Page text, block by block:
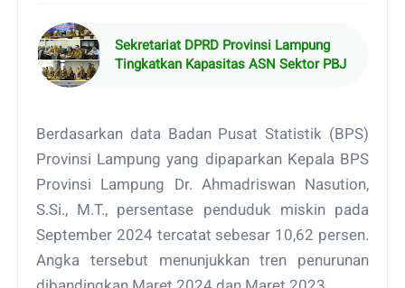
Sekretariat DPRD Provinsi Lampung
Tingkatkan Kapasitas ASN Sektor PBJ
Berdasarkan data Badan Pusat Statistik (BPS)
Provinsi Lampung yang dipaparkan Kepala BPS
Provinsi Lampung Dr. Ahmadriswan Nasution,
S.Si., M.T., persentase penduduk miskin pada
September 2024 tercatat sebesar 10,62 persen.
Angka tersebut menunjukkan tren penurunan